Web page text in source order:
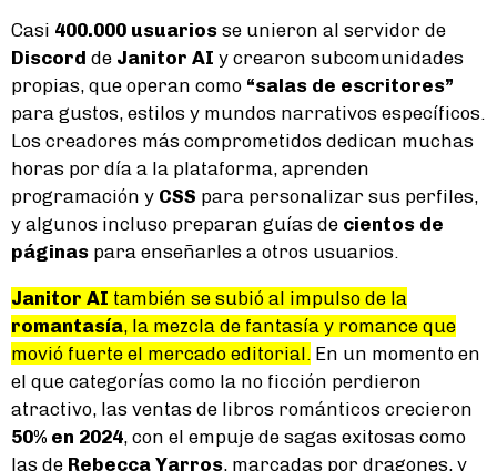
Casi 400.000 usuarios se unieron al servidor de
Discord de Janitor AI y crearon subcomunidades
propias, que operan como “salas de escritores”
para gustos, estilos y mundos narrativos específicos.
Los creadores más comprometidos dedican muchas
horas por día a la plataforma, aprenden
programación y CSS para personalizar sus perfiles,
y algunos incluso preparan guías de cientos de
páginas para enseñarles a otros usuarios.
Janitor AI también se subió al impulso de la
romantasía, la mezcla de fantasía y romance que
movió fuerte el mercado editorial. En un momento en
el que categorías como la no ficción perdieron
atractivo, las ventas de libros románticos crecieron
50% en 2024, con el empuje de sagas exitosas como
las de Rebecca Yarros, marcadas por dragones, y